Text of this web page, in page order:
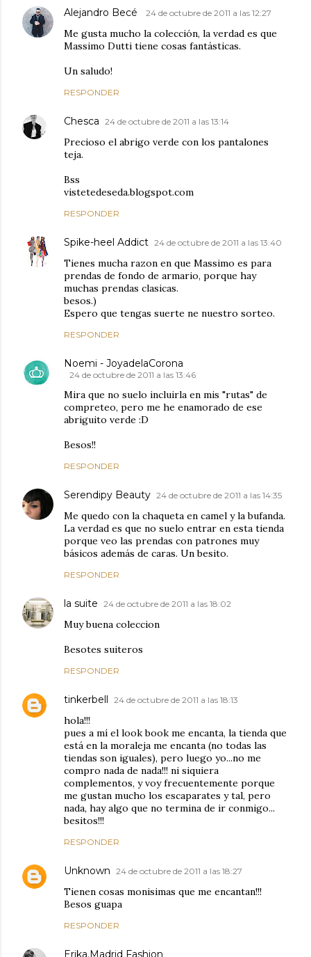
Alejandro Becé 24 de octubre de 2011 a las 12:27
Me gusta mucho la colección, la verdad es que
Massimo Dutti tiene cosas fantásticas.
Un saludo!
RESPONDER
Chesca 24 de octubre de 2011 a las 13:14
Precioso el abrigo verde con los pantalones
teja.
Bss
vistetedeseda.blogspot.com
RESPONDER
Spike-heel Addict 24 de octubre de 2011 a las 13:40
Tienes mucha razon en que Massimo es para
prendas de fondo de armario, porque hay
muchas prendas clasicas.
besos.)
Espero que tengas suerte ne nuestro sorteo.
RESPONDER
Noemi - JoyadelaCorona
24 de octubre de 2011 a las 13:46
Mira que no suelo incluirla en mis "rutas" de
compreteo, pero me he enamorado de ese
abriguito verde :D
Besos!!
RESPONDER
Serendipy Beauty 24 de octubre de 2011 a las 14:35
Me quedo con la chaqueta en camel y la bufanda.
La verdad es que no suelo entrar en esta tienda
porque veo las prendas con patrones muy
básicos además de caras. Un besito.
RESPONDER
la suite 24 de octubre de 2011 a las 18:02
Muy buena coleccion
Besotes suiteros
RESPONDER
tinkerbell 24 de octubre de 2011 a las 18:13
hola!!!
pues a mí el look book me encanta, la tienda que
está en la moraleja me encanta (no todas las
tiendas son iguales), pero luego yo...no me
compro nada de nada!!! ni siquiera
complementos, y voy frecuentemente porque
me gustan mucho los escaparates y tal, pero
nada, hay algo que no termina de ir conmigo...
besitos!!!
RESPONDER
Unknown 24 de octubre de 2011 a las 18:27
Tienen cosas monisimas que me encantan!!!
Besos guapa
RESPONDER
Erika.Madrid Fashion